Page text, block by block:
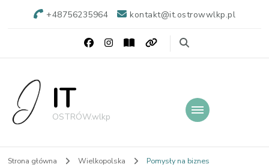
+48756235964 kontakt@it.ostrowwlkp.pl
IT
OSTRÓW.wlkp
Strona główna Wielkopolska Pomysły na biznes